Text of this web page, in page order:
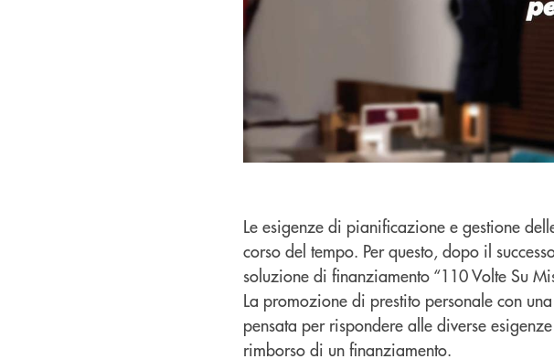
Le esigenze di pianificazione e gestione
corso del tempo. Per questo, dopo il
soluzione di finanziamento “110 Volte Su
La promozione di prestito personale con
pensata per rispondere alle diverse
rimborso di un finanziamento.